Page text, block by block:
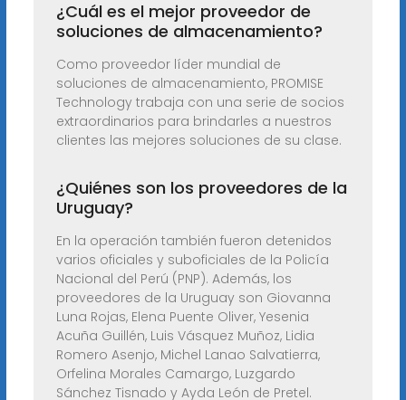
¿Cuál es el mejor proveedor de
soluciones de almacenamiento?
Como proveedor líder mundial de
soluciones de almacenamiento, PROMISE
Technology trabaja con una serie de socios
extraordinarios para brindarles a nuestros
clientes las mejores soluciones de su clase.
¿Quiénes son los proveedores de la
Uruguay?
En la operación también fueron detenidos
varios oficiales y suboficiales de la Policía
Nacional del Perú (PNP). Además, los
proveedores de la Uruguay son Giovanna
Luna Rojas, Elena Puente Oliver, Yesenia
Acuña Guillén, Luis Vásquez Muñoz, Lidia
Romero Asenjo, Michel Lanao Salvatierra,
Orfelina Morales Camargo, Luzgardo
Sánchez Tisnado y Ayda León de Pretel.